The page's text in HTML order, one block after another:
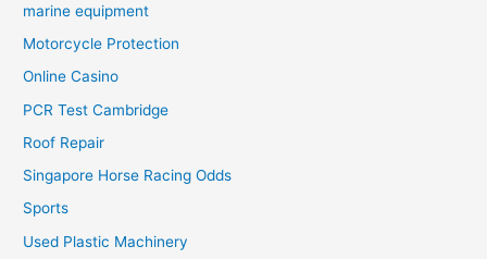
marine equipment
Motorcycle Protection
Online Casino
PCR Test Cambridge
Roof Repair
Singapore Horse Racing Odds
Sports
Used Plastic Machinery